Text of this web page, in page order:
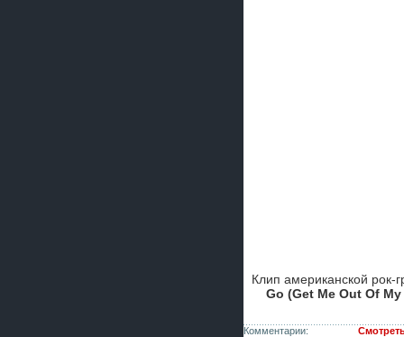
Клип американской рок-
Go (Get Me Out Of
Комментарии: